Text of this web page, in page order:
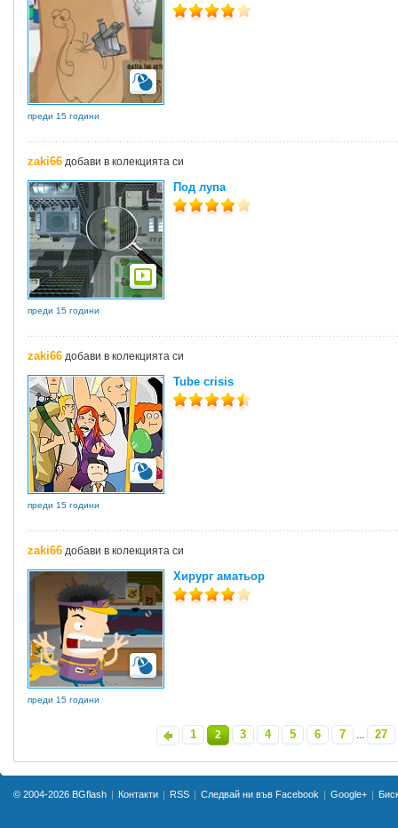
преди 15 години
zaki66 добави в колекцията си
Под лупа
преди 15 години
zaki66 добави в колекцията си
Tube crisis
преди 15 години
zaki66 добави в колекцията си
Хирург аматьор
преди 15 години
1 2 3 4 5 6 7 ... 27»
© 2004-2026 BGflash Контакти RSS Следвай ни във Facebook Google+